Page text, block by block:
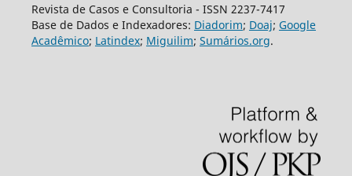
Revista de Casos e Consultoria - ISSN 2237-7417
Base de Dados e Indexadores: Diadorim; Doaj; Google
Acadêmico; Latindex; Miguilim; Sumários.org.